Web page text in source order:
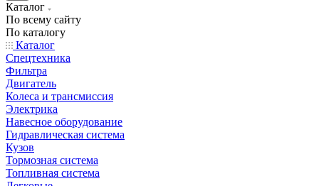
Каталог
По всему сайту
По каталогу
Каталог
Спецтехника
Фильтра
Двигатель
Колеса и трансмиссия
Электрика
Навесное оборудование
Гидравлическая система
Кузов
Тормозная система
Топливная система